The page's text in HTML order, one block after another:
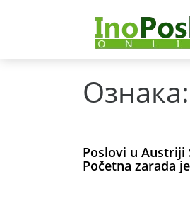
Ознака:
Poslovi u Austriji
Početna zarada